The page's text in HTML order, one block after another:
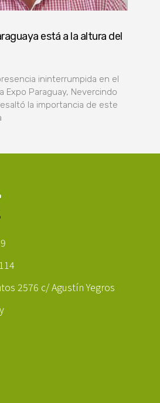
está a la altura del
ininterrumpida en el
Expo Paraguay, Nevercindo
la importancia de este
2576 c/ Agustín Yegros